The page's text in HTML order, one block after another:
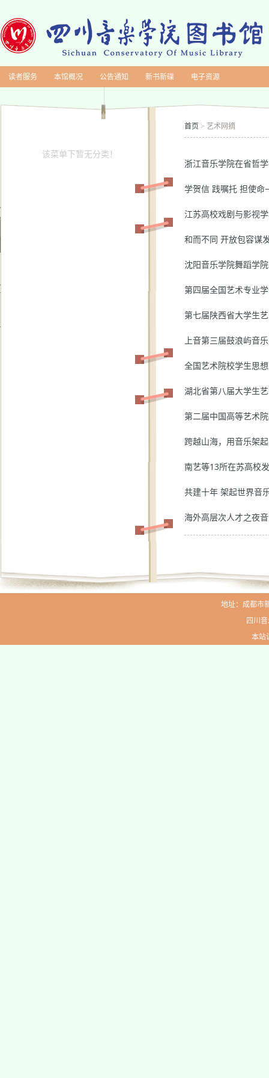
读者服务 本馆概况 公告通知 新书新碟 电子资源
该菜单下暂无分类！
首页 > 艺术网摘
浙江音乐学院在省哲
江苏高校戏剧与影视
和而不同 开放包容谋
沈阳音乐学院舞蹈学
第七届陕西省大学生
上音第三届鼓浪屿音
全国艺术院校学生思
湖北省第八届大学生
第二届中国高等艺术
南艺等13所在苏高校
共建十年 架起世界音
海外高层次人才之夜
地址：成都市
四川
本站